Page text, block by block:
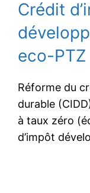
Crédit
eco-PTZ
Réforme du
durable
à taux zéro
d’impôt